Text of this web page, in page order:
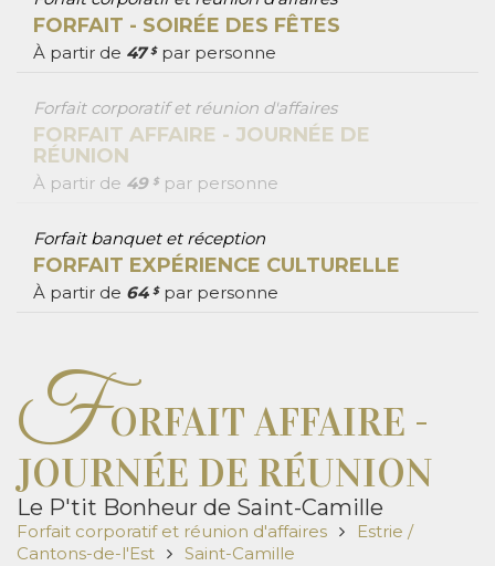
FORFAIT - SOIRÉE DES FÊTES
À partir de 47$par personne
Forfait corporatif et réunion d'affaires
FORFAIT AFFAIRE - JOURNÉE DE
RÉUNION
À partir de 49 $par personne
Forfait banquet et réception
FORFAIT EXPÉRIENCE CULTURELLE
À partir de 64 $par personne
FORFAIT AFFAIRE -
JOURNÉE DE RÉUNION
Le P'tit Bonheur de Saint-Camille
Forfait corporatif et réunion d'affaires
Estrie /
Cantons-de-l'Est
Saint-Camille